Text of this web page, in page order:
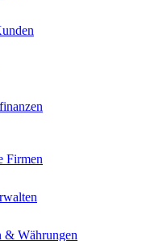
Firmen
& Währungen